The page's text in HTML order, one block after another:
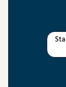
Sta de cookies toe die nodig zijn